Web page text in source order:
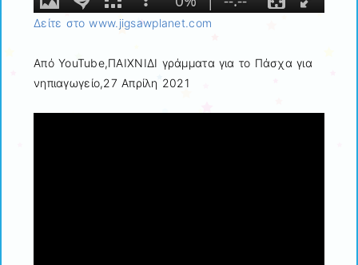
Δείτε στο www.jigsawplanet.com
Από YouTube,ΠΑΙΧΝΙΔΙ γράμματα για το Πάσχα για
νηπιαγωγείο,27 Aπρίλη 2021